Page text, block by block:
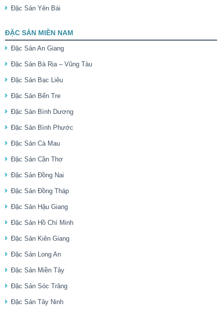
Đặc Sản Yên Bái
ĐẶC SẢN MIỀN NAM
Đặc Sản An Giang
Đặc Sản Bà Rịa – Vũng Tàu
Đặc Sản Bạc Liêu
Đặc Sản Bến Tre
Đặc Sản Bình Dương
Đặc Sản Bình Phước
Đặc Sản Cà Mau
Đặc Sản Cần Thơ
Đặc Sản Đồng Nai
Đặc Sản Đồng Tháp
Đặc Sản Hậu Giang
Đặc Sản Hồ Chí Minh
Đặc Sản Kiên Giang
Đặc Sản Long An
Đặc Sản Miền Tây
Đặc Sản Sóc Trăng
Đặc Sản Tây Ninh